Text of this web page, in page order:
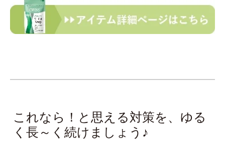
これなら！と思える対策を、ゆる
く長～く続けましょう♪